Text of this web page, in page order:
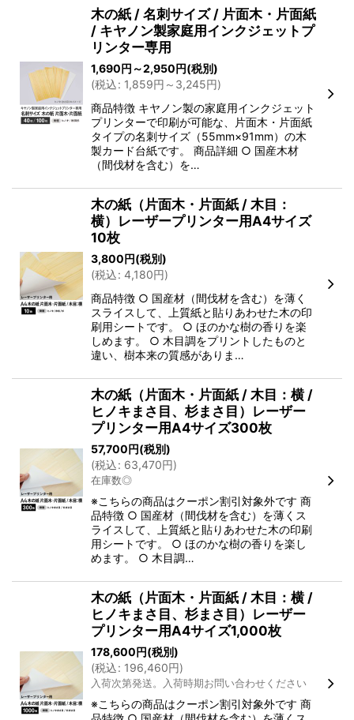
木の紙 / 名刺サイズ / 片面木・片面紙
/ キヤノン製家庭用インクジェットプ
リンター専用
1,690円 ～2,950円(税別)
(税込: 1,859円 ～3,245円)
商品特徴 キヤノン製の家庭用インクジェット
プリンターで印刷が可能な、片面木・片面紙
タイプの名刺サイズ（55mm×91mm）の木
製カード台紙です。 商品詳細 ○ 国産木材
（間伐材を含む）を…
木の紙（片面木・片面紙 / 木目：
横）レーザープリンター用A4サイズ
10枚
3,800円(税別)
(税込: 4,180円)
商品特徴 ○ 国産材（間伐材を含む）を薄く
スライスして、上質紙と貼りあわせた木の印
刷用シートです。 ○ ほのかな樹の香りを楽
しめます。 ○ 木目調をプリントしたものと
違い、樹本来の質感がありま…
木の紙（片面木・片面紙 / 木目：横 /
ヒノキまさ目、杉まさ目）レーザー
プリンター用A4サイズ300枚
57,700円(税別)
(税込: 63,470円)
在庫数◎
※こちらの商品はクーポン割引対象外です 商
品特徴 ○ 国産材（間伐材を含む）を薄くス
ライスして、上質紙と貼りあわせた木の印刷
用シートです。 ○ ほのかな樹の香りを楽し
めます。 ○ 木目調…
木の紙（片面木・片面紙 / 木目：横 /
ヒノキまさ目、杉まさ目）レーザー
プリンター用A4サイズ1,000枚
178,600円(税別)
(税込: 196,460円)
入荷次第発送。入荷時期お問い合わせください
※こちらの商品はクーポン割引対象外です 商